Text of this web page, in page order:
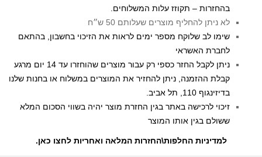
בהחזרות – תקוזז עלות המשלוחים.
לא ניתן להחליף מוצרים שעלותם 50 ש״ח
שימו לב שלוקח מספר ימים לראות את הזיכוי בחשבון, בהתאם
לחברת האשראי
ניתן לקבל החזר כספי רק עבור מוצרים שהוחזרו עד 14 יום מרגע
קבלת ההזמנה, ניתן להחזיר את המוצרים במשלוח או בחנות שלנו
בדיזינגוף 110, תל אביב.
זיכוי לרכישה באתר בגין החזרת מוצר יהיה בשווי הסכום המלא
ששולם בגין אותו המוצר
למדיניות החלפות\החזרות המלאה ואחריות לחצו כאן.